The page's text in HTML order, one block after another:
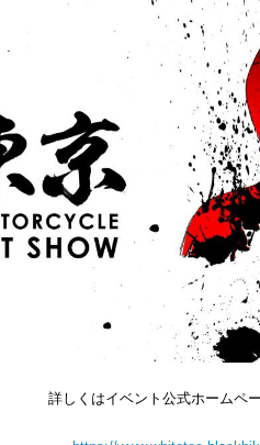
詳しくはイベント公式ホームペ